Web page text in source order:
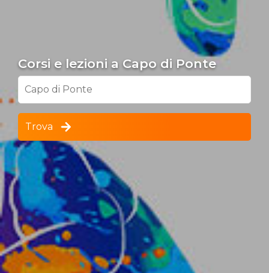
Corsi e lezioni a Capo di Ponte
Capo di Ponte
Trova